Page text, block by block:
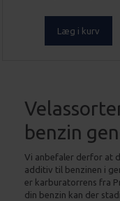
Læg i kurv
benzin
Vi anbefaler derfor at
additiv til benzinen i
er karburatorrens fra
din benzin kan der